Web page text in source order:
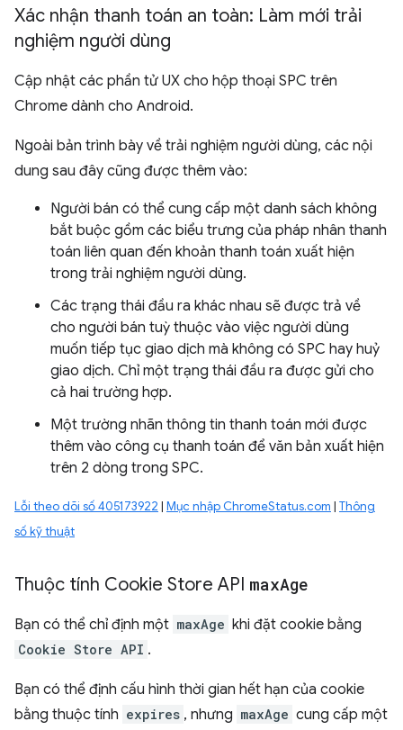
Xác nhận thanh toán an toàn: Làm mới trải
nghiệm người dùng
Cập nhật các phần tử UX cho hộp thoại SPC trên
Chrome dành cho Android.
Ngoài bản trình bày về trải nghiệm người dùng, các nội
dung sau đây cũng được thêm vào:
Người bán có thể cung cấp một danh sách không
bắt buộc gồm các biểu trưng của pháp nhân thanh
toán liên quan đến khoản thanh toán xuất hiện
trong trải nghiệm người dùng.
Các trạng thái đầu ra khác nhau sẽ được trả về
cho người bán tuỳ thuộc vào việc người dùng
muốn tiếp tục giao dịch mà không có SPC hay huỷ
giao dịch. Chỉ một trạng thái đầu ra được gửi cho
cả hai trường hợp.
Một trường nhãn thông tin thanh toán mới được
thêm vào công cụ thanh toán để văn bản xuất hiện
trên 2 dòng trong SPC.
Lỗi theo dõi số 405173922 | Mục nhập ChromeStatus.com | Thông
số kỹ thuật
Thuộc tính Cookie Store API maxAge
Bạn có thể chỉ định một maxAge khi đặt cookie bằng
Cookie Store API .
Bạn có thể định cấu hình thời gian hết hạn của cookie
bằng thuộc tính expires , nhưng maxAge cung cấp một